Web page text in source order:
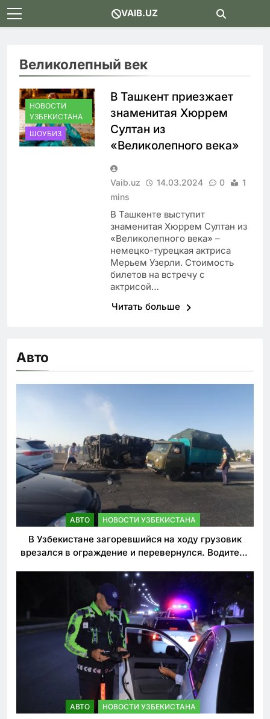
Skip
to
VAIB.UZ
Великолепный век
НОВОСТИ
УЗБЕКИСТАНА
ШОУБИЗ
В Ташкент приезжает
знаменитая Хюррем
Султан из
«Великолепного века»
Vaib.uz 14.03.2024 0
1
mins
В Ташкенте выступит
знаменитая Хюррем Султан из
«Великолепного века» –
немецко-турецкая актриса
Мерьем Узерли. Стоимость
билетов на встречу с
актрисой…
Читать больше
Авто
АВТО НОВОСТИ УЗБЕКИСТАНА
В Узбекистане загоревшийся на ходу грузовик
врезался в ограждение и перевернулся. Водитель
АВТО НОВОСТИ УЗБЕКИСТАНА